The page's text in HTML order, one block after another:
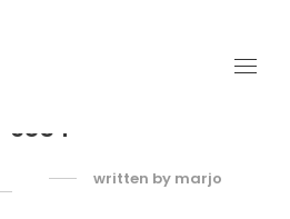
6854
written by marjo